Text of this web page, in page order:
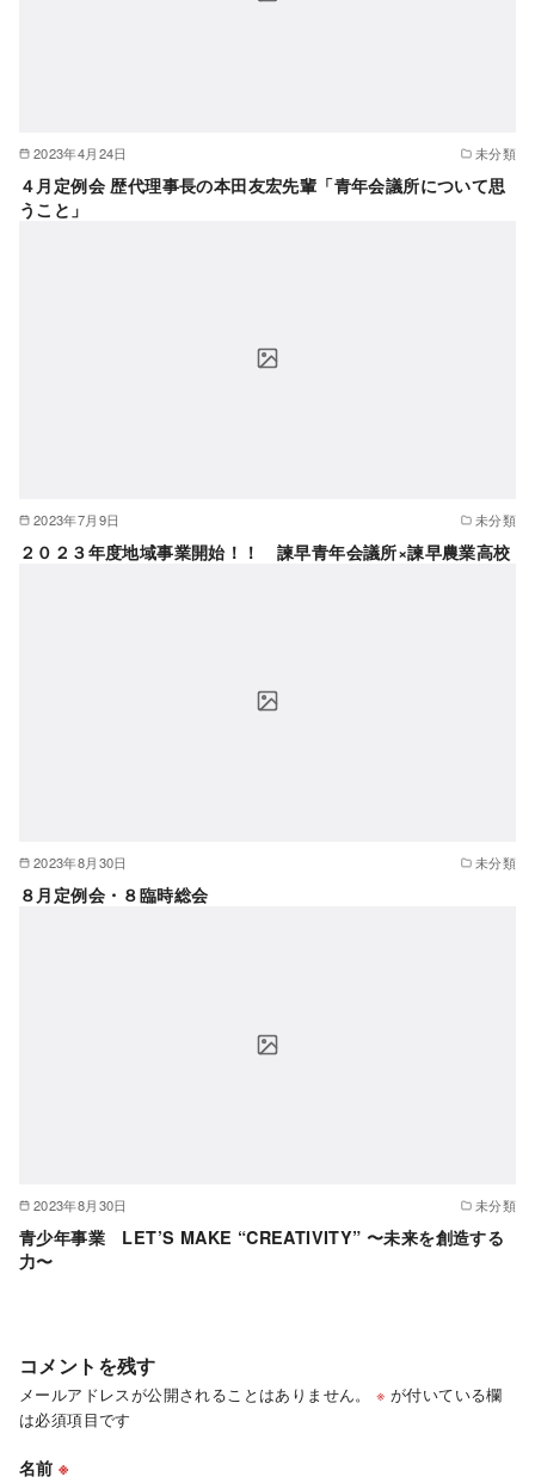
2023年4月24日 未分類
４月定例会 歴代理事長の本田友宏先輩「青年会議所について思
うこと」
2023年7月9日 未分類
２０２３年度地域事業開始！！ 諫早青年会議所×諫早農業高校
2023年8月30日 未分類
８月定例会・８臨時総会
2023年8月30日 未分類
青少年事業 LET’S MAKE “CREATIVITY” 〜未来を創造する
力〜
コメントを残す
メールアドレスが公開されることはありません。 ※ が付いている欄
は必須項目です
名前※